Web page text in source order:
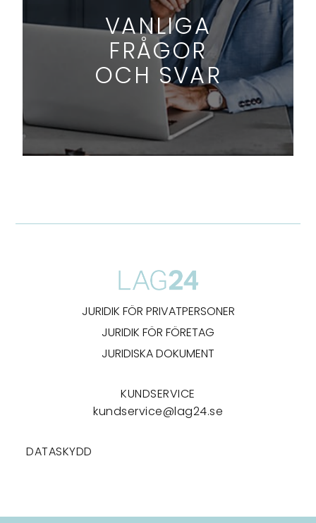
VANLIGA
FRÅGOR
OCH SVAR
JURIDIK FÖR PRIVATPERSONER
JURIDIK FÖR FÖRETAG
JURIDISKA DOKUMENT
KUNDSERVICE
kundservice@lag24.se
DATASKYDD